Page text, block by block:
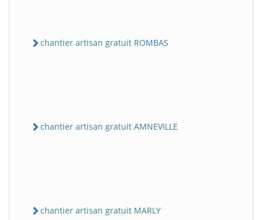
chantier artisan gratuit ROMBAS
chantier artisan gratuit AMNEVILLE
chantier artisan gratuit MARLY